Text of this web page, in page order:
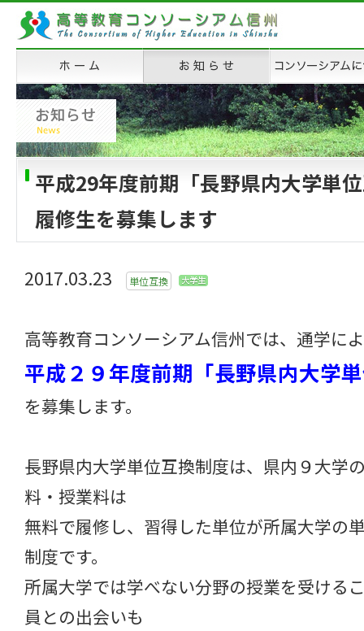
平成29年度前期「長野県内大学単
履修生を募集します
2017.03.23 単位互換
高等教育コンソーシアム信州では、通学に
平成２９年度前期「長野県内大学
を募集します。
長野県内大学単位互換制度は、県内９大学
料・授業料は
無料で履修し、習得した単位が所属大学の
制度です。
所属大学では学べない分野の授業を受ける
員との出会いも